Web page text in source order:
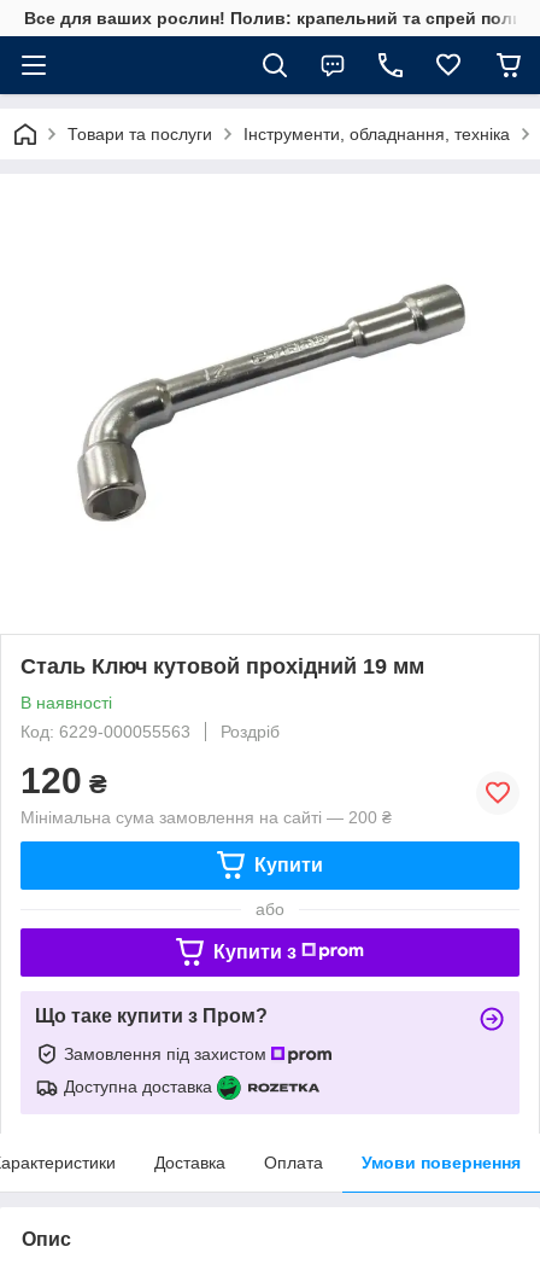
Все для ваших рослин! Полив: крапельний та спрей полив,
Товари та послуги Інструменти, обладнання, техніка
Сталь Ключ кутовой прохідний 19 мм
В наявності
Код: 6229-000055563
Роздріб
120 ₴
Мінімальна сума замовлення на сайті — 200 ₴
Купити
або
Купити з
Що таке купити з Пром?
Замовлення під захистом
Доступна доставка
Доставка Оплата Умови повернення
Опис